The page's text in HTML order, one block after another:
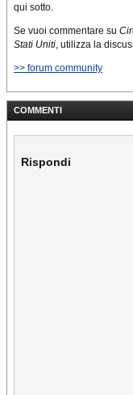
qui sotto.
Se vuoi commentare su
Stati Uniti, utilizza la
>> forum community
COMMENTI
Rispondi